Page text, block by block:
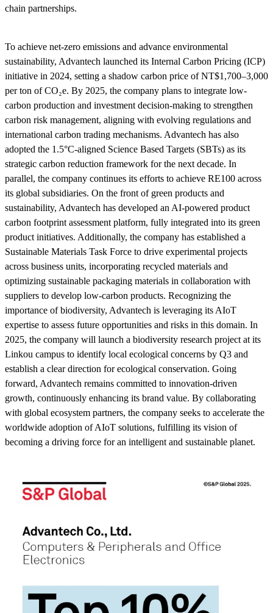
chain partnerships.
To achieve net-zero emissions and advance environmental
sustainability, Advantech launched its Internal Carbon Pricing (ICP)
initiative in 2024, setting a shadow carbon price of NT$1,700–3,000
per ton of CO₂e. By 2025, the company plans to integrate low-
carbon production and investment decision-making to strengthen
carbon risk management, aligning with evolving regulations and
international carbon trading mechanisms. Advantech has also
adopted the 1.5°C-aligned Science Based Targets (SBTs) as its
strategic carbon reduction framework for the next decade. In
parallel, the company continues its efforts to achieve RE100 across
its global subsidiaries. On the front of green products and
sustainability, Advantech has developed an AI-powered product
carbon footprint assessment platform, fully integrated into its green
product initiatives. Additionally, the company has established a
Sustainable Materials Task Force to drive experimental projects
across business units, incorporating recycled materials and
optimizing sustainable packaging materials in collaboration with
suppliers to develop low-carbon products. Recognizing the
importance of biodiversity, Advantech is leveraging its AIoT
expertise to assess future opportunities and risks in this domain. In
2025, the company will launch a biodiversity research project at its
Linkou campus to identify local ecological concerns by Q3 and
establish a clear direction for ecological conservation. Going
forward, Advantech remains committed to innovation-driven
growth, continuously enhancing its brand value. By collaborating
with global ecosystem partners, the company seeks to accelerate the
worldwide adoption of AIoT solutions, fulfilling its vision of
becoming a driving force for an intelligent and sustainable planet.